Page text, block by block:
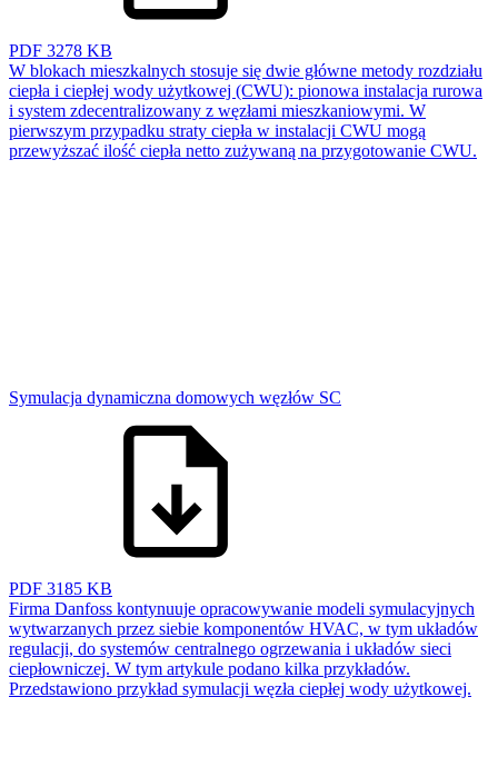
PDF 3278 KB
W blokach mieszkalnych stosuje się dwie główne metody rozdziału
ciepła i ciepłej wody użytkowej (CWU): pionowa instalacja rurowa
i system zdecentralizowany z węzłami mieszkaniowymi. W
pierwszym przypadku straty ciepła w instalacji CWU mogą
przewyższać ilość ciepła netto zużywaną na przygotowanie CWU.
Symulacja dynamiczna domowych węzłów SC
PDF 3185 KB
Firma Danfoss kontynuuje opracowywanie modeli symulacyjnych
wytwarzanych przez siebie komponentów HVAC, w tym układów
regulacji, do systemów centralnego ogrzewania i układów sieci
ciepłowniczej. W tym artykule podano kilka przykładów.
Przedstawiono przykład symulacji węzła ciepłej wody użytkowej.